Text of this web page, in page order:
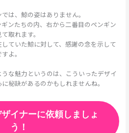
は、鯨の姿はありません。
ンたちの内、右から二番目のペンギン
取れます。
ていた鯨に対して、感謝の念を示して
よ。
な魅力というのは、こういったデザイ
秘訣があるのかもしれませんね。
イナーに依頼しましょ
う！